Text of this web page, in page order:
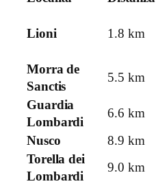
Lioni 1.8 km
Morra de
Sanctis
5.5 km
Guardia
Lombardi
6.6 km
Nusco
8.9 km
Torella dei
Lombardi
9.0 km